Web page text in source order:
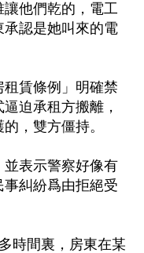
他們乾的，電工
認是她叫來的電
賃條例」明確禁
迫承租方搬離，
，雙方僵持。
表示警察好像有
糾紛爲由拒絕受
時間裏，房東在某